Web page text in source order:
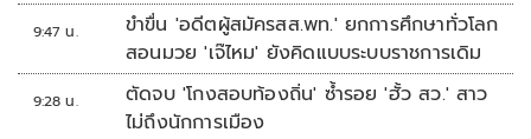
9:47 น.
ขำขื่น 'อดีตผู้สมัครสส.พท.' ยกการศึกษาทั่วโลก
สอนมวย 'เจ๊ไหม' ยังคิดแบบระบบราชการเดิม
9:28 น.
ตัดจบ 'โกงสอบท้องถิ่น' ซ้ำรอย 'ฮั้ว สว.' สาว
ไม่ถึงนักการเมือง